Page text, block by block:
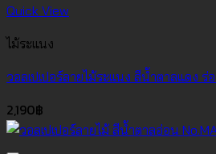
Quick View
ไม้ระแนง
วอลเปเปอร์ลายไม้ระแนง สีน้ำตาลแดง ร่
2,190฿